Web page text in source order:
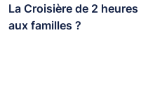
La Croisière de 2
aux familles ?